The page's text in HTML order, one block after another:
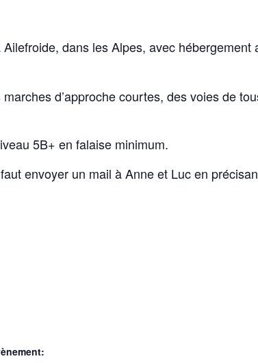
dans les Alpes, avec hébergement
d’approche courtes, des voies de
5B+ en falaise minimum.
envoyer un mail à Anne et Luc en